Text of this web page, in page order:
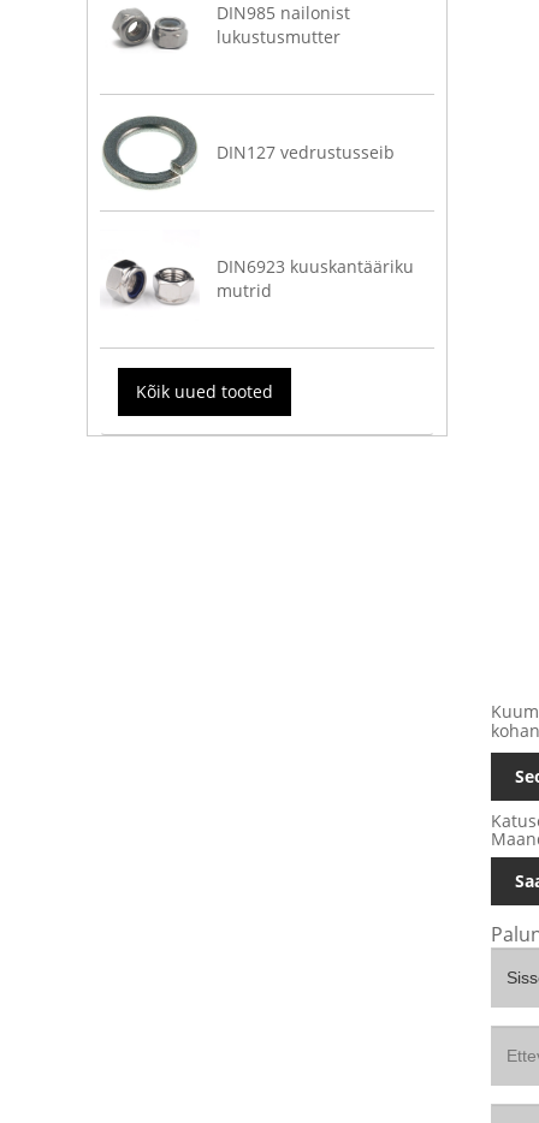
DIN985 nailonist
lukustusmutter
DIN127 vedrustusseib
DIN6923 kuuskantääriku
mutrid
Kõik uued tooted